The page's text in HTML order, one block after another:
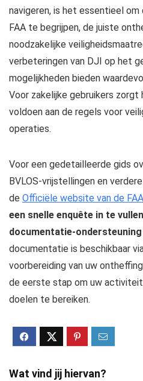
navigeren, is het essentieel
FAA te begrijpen, de juiste
noodzakelijke
verbeteringen van DJI op het
mogelijkheden bieden
Voor zakelijke gebruikers
voldoen aan de regels voor
operaties.
Voor een gedetailleerde gids
BVLOS-vrijstellingen en
de Officiële website van de FAA
een ​​snelle enquête in te vullen
documentatie-ondersteuning
documentatie is beschikbaar
voorbereiding van uw
de eerste stap om uw
doelen te bereiken.
Wat vind jij hiervan?